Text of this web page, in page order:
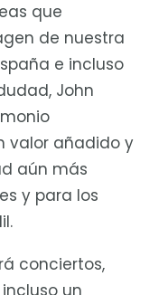
que
de nuestra
e incluso
John
valor añadido y
aún más
y para los
conciertos,
un